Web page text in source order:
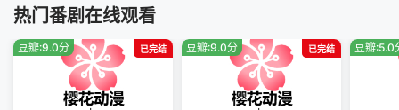
热门番剧在线观看
已完结
豆瓣:9.0分 已完结
豆瓣:9.0分 豆瓣:5.0